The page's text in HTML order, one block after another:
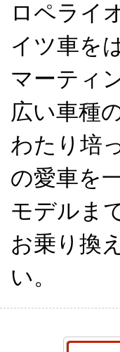
ロペライ
イツ車を
マーティ
広い車種
わたり培
の愛車を
モデルま
お乗り換
い。